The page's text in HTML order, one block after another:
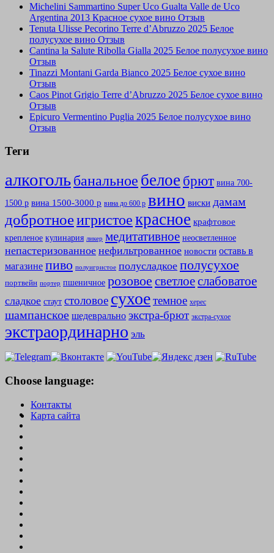
Michelini Sammartino Super Uco Gualta Valle de Uco
Argentina 2013 Красное сухое вино Отзыв
Tenuta Ulisse Pecorino Terre d’Abruzzo 2025 Белое
полусухое вино Отзыв
Cantina la Salute Ribolla Gialla 2025 Белое полусухое вино
Отзыв
Tinazzi Montani Garda Bianco 2025 Белое сухое вино
Отзыв
Caos Pinot Grigio Terre d’Abruzzo 2025 Белое сухое вино
Отзыв
Epicuro Vermentino Puglia 2025 Белое полусухое вино
Отзыв
Теги
алкогольбанальное белое брют вина 700-
1500 р вина 1500-3000 р вина до 600 р вино виски дамам
добротноеигристоекрасное крафтовое
крепленое кулинария ликер медитативное неосветленное
непастеризованное нефильтрованное новости оставь в
магазине пиво полуигристое полусладкое полусухое
портвейн портер пшеничное розовое светлоеслабоватое
сладкое стаут столовое сухоетемное херес
шампанское шедеврально экстра-брют экстра-сухое
экстраординарно эль
Choose language:
Контакты
Карта сайта